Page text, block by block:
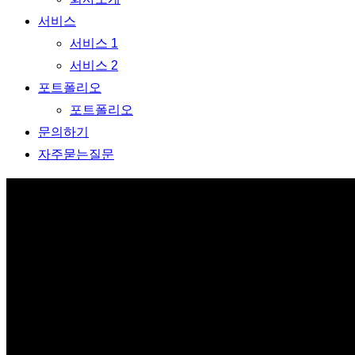
서비스
서비스 1
서비스 2
포트폴리오
포트폴리오
문의하기
자주묻는질문